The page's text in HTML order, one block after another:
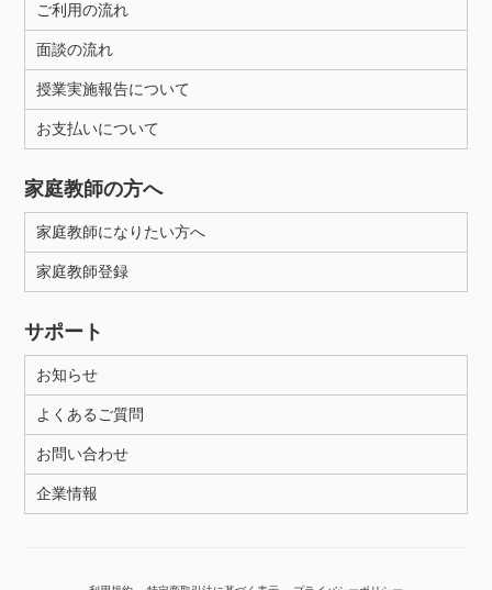
年齢：18-101歳
ご利用の流れ
面談の流れ
授業実施報告について
お支払いについて
家庭教師の方へ
家庭教師になりたい方へ
家庭教師登録
サポート
お知らせ
よくあるご質問
お問い合わせ
企業情報